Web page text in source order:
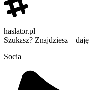
haslator.pl
Szukasz? Znajdziesz –
Social